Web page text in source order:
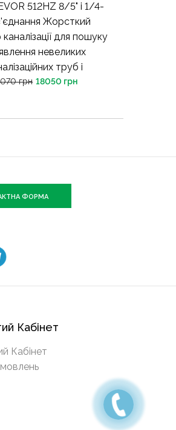
512HZ 8/5" і 1/4-
Жорсткий
для пошуку
невеликих
труб і
грн 18050 грн
ФОРМА
Кабінет
Кабінет